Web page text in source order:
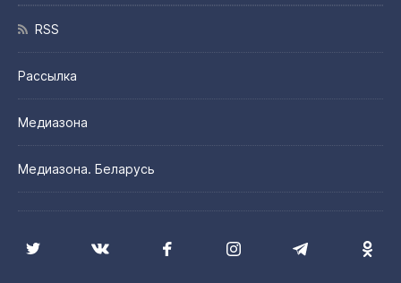
RSS
Рассылка
Медиазона
Медиазона. Беларусь